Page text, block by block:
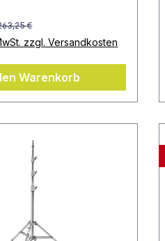
€
zzgl. Versandkosten
Warenkorb